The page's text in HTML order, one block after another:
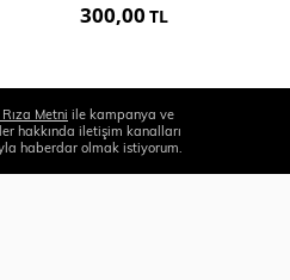
300,00 TL
Rıza Metni ile kampanya ve
hakkında iletişim kanalları
haberdar olmak istiyorum.